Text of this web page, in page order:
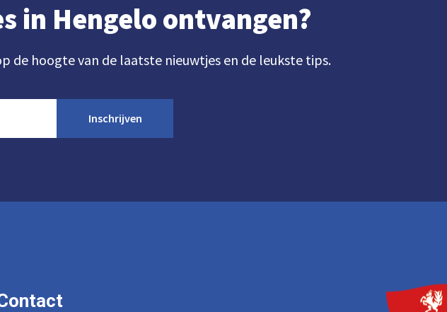
in Hengelo ontvangen?
de hoogte van de laatste nieuwtjes en de leukste tips.
Inschrijven